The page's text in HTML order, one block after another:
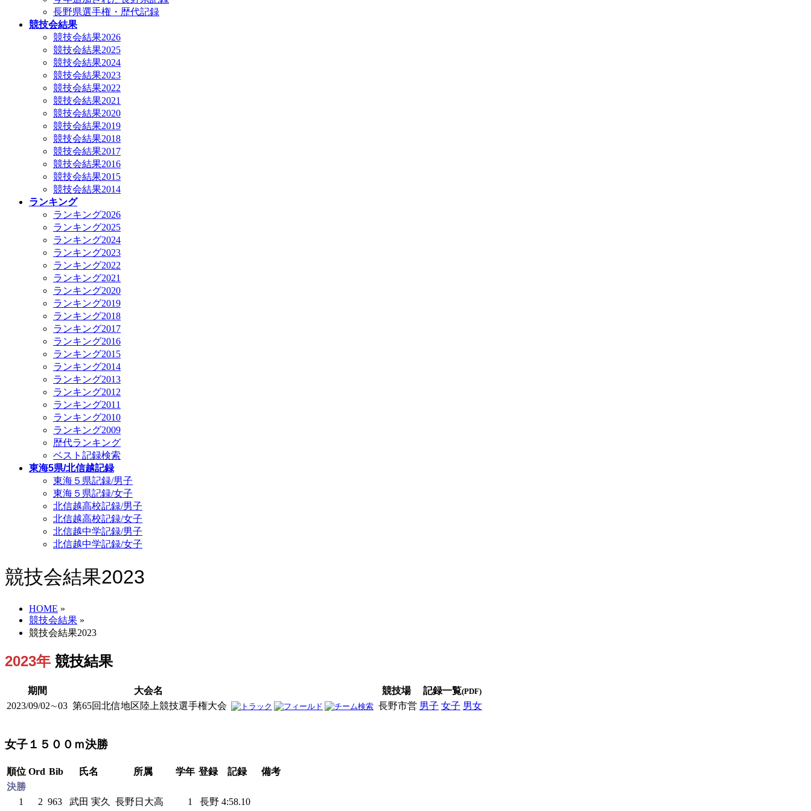
長野県選手権・歴代記録
競技会結果
競技会結果2026
競技会結果2025
競技会結果2024
競技会結果2023
競技会結果2022
競技会結果2021
競技会結果2020
競技会結果2019
競技会結果2018
競技会結果2017
競技会結果2016
競技会結果2015
競技会結果2014
ランキング
ランキング2026
ランキング2025
ランキング2024
ランキング2023
ランキング2022
ランキング2021
ランキング2020
ランキング2019
ランキング2018
ランキング2017
ランキング2016
ランキング2015
ランキング2014
ランキング2013
ランキング2012
ランキング2011
ランキング2010
ランキング2009
歴代ランキング
ベスト記録検索
東海5県/北信越記録
東海５県記録/男子
東海５県記録/女子
北信越高校記録/男子
北信越高校記録/女子
北信越中学記録/男子
北信越中学記録/女子
競技会結果2023
HOME »
競技会結果 »
競技会結果2023
2023年 競技結果
期間 大会名 競技場 記録一覧(PDF)
2023/09/02∼03 第65回北信地区陸上競技選手権大会 長野市営 男子 女子 男女
女子１５００ｍ決勝
順位 Ord Bib 氏名 所属 学年 登録 記録
備考
決勝
1
2 963 武田 実久 長野日大高 1 長野 4:58.10